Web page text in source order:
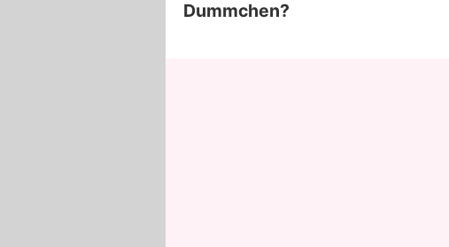
Dummchen?